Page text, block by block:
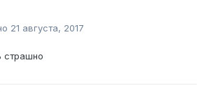
21 августа, 2017
страшно